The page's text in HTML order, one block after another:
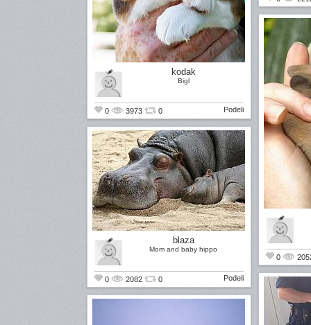
kodak
Bigl
0 3973 0 Podeli
0
blaza
Mom and baby hippo
0 2082 0 Podeli